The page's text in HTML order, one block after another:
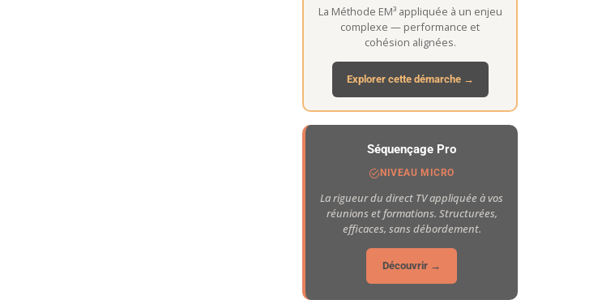
La Méthode EM³ appliquée à un enjeu
complexe — performance et
cohésion alignées.
Explorer cette démarche →
Séquençage Pro
NIVEAU MICRO
La rigueur du direct TV appliquée à vos
réunions et formations. Structurées,
efficaces, sans débordement.
Découvrir →